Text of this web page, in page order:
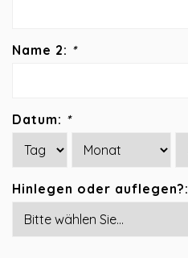
Name 2: *
Datum: *
Hinlegen oder auflegen?: